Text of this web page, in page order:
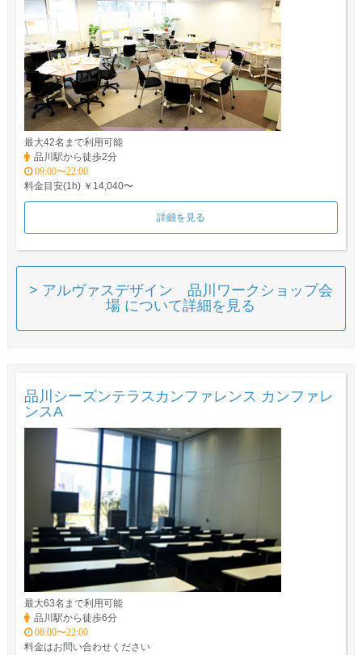
最大42名まで利用可能
品川駅から徒歩2分
09:00〜22:00
料金目安(1h) ￥14,040〜
詳細を見る
> アルヴァスデザイン 品川ワークショップ会
場 について詳細を見る
品川シーズンテラスカンファレンス カンファレ
ンスA
最大63名まで利用可能
品川駅から徒歩6分
08:00〜22:00
料金はお問い合わせください